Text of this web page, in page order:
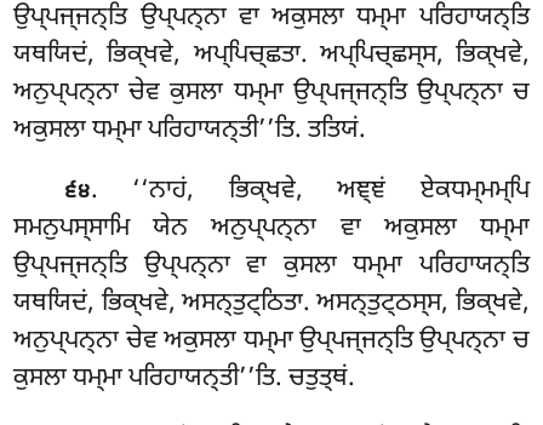
ਉਪ੍ਪਜ੍ਜਨ੍ਤਿ ਉਪ੍ਪਨ੍ਨਾ ਵਾ ਅਕੁਸਲਾ ਧਮ੍ਮਾ ਪਰਿਹਾਯਨ੍ਤਿ
ਯਥਯਿਦਂ, ਭਿਕ੍ਖਵੇ, ਅਪ੍ਪਿਚ੍ਛਤਾ. ਅਪ੍ਪਿਚ੍ਛਸ੍ਸ, ਭਿਕ੍ਖਵੇ,
ਅਨੁਪ੍ਪਨ੍ਨਾ ਚੇਵ ਕੁਸਲਾ ਧਮ੍ਮਾ ਉਪ੍ਪਜ੍ਜਨ੍ਤਿ ਉਪ੍ਪਨ੍ਨਾ ਚ
ਅਕੁਸਲਾ ਧਮ੍ਮਾ ਪਰਿਹਾਯਨ੍ਤੀ’’ਤਿ. ਤਤਿਯਂ.
੬੪. ‘‘ਨਾਹਂ, ਭਿਕ੍ਖਵੇ, ਅਞ੍ਞਂ ਏਕਧਮ੍ਮਮ੍ਪਿ
ਸਮਨੁਪਸ੍ਸਾਮਿ ਯੇਨ ਅਨੁਪ੍ਪਨ੍ਨਾ ਵਾ ਅਕੁਸਲਾ ਧਮ੍ਮਾ
ਉਪ੍ਪਜ੍ਜਨ੍ਤਿ ਉਪ੍ਪਨ੍ਨਾ ਵਾ ਕੁਸਲਾ ਧਮ੍ਮਾ ਪਰਿਹਾਯਨ੍ਤਿ
ਯਥਯਿਦਂ, ਭਿਕ੍ਖਵੇ, ਅਸਨ੍ਤੁਟ੍ਠਿਤਾ. ਅਸਨ੍ਤੁਟ੍ਠਸ੍ਸ, ਭਿਕ੍ਖਵੇ,
ਅਨੁਪ੍ਪਨ੍ਨਾ ਚੇਵ ਅਕੁਸਲਾ ਧਮ੍ਮਾ ਉਪ੍ਪਜ੍ਜਨ੍ਤਿ ਉਪ੍ਪਨ੍ਨਾ ਚ
ਕੁਸਲਾ ਧਮ੍ਮਾ ਪਰਿਹਾਯਨ੍ਤੀ’’ਤਿ. ਚਤੁਤ੍ਥਂ.